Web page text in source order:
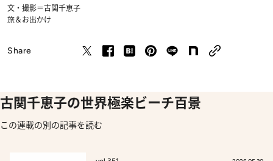
文・撮影＝古関千恵子
旅＆お出かけ
Share
古関千恵子の世界極楽ビーチ百景
この連載の別の記事を読む